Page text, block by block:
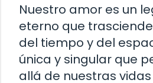
Nuestro amor es un
eterno que
del tiempo y del
única y singular que
allá de nuestras